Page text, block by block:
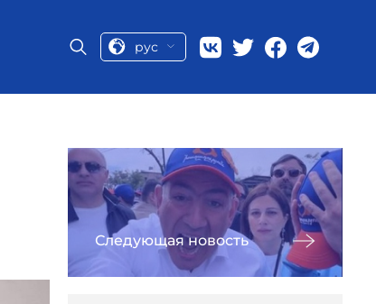
рус
Следующая новость